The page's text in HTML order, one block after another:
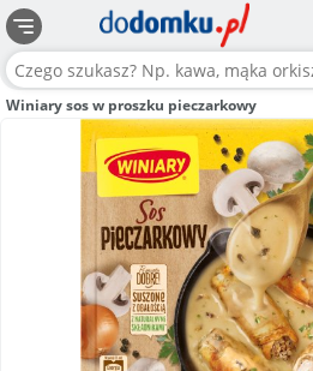
Winiary sos w proszku pieczarkowy